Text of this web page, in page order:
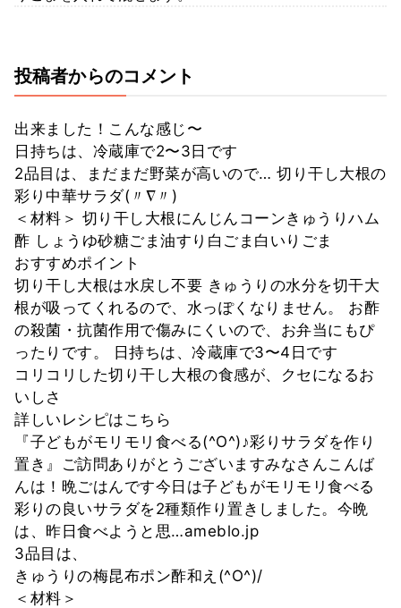
投稿者からのコメント
出来ました！こんな感じ〜
日持ちは、冷蔵庫で2〜3日です
2品目は、まだまだ野菜が高いので… 切り干し大根の
彩り中華サラダ(〃∇〃)
＜材料＞ 切り干し大根にんじんコーンきゅうりハム
酢 しょうゆ砂糖ごま油すり白ごま白いりごま
おすすめポイント
切り干し大根は水戻し不要 きゅうりの水分を切干大
根が吸ってくれるので、水っぽくなりません。 お酢
の殺菌・抗菌作用で傷みにくいので、お弁当にもぴ
ったりです。 日持ちは、冷蔵庫で3〜4日です
コリコリした切り干し大根の食感が、クセになるお
いしさ
詳しいレシピはこちら
『子どもがモリモリ食べる(^O^)♪彩りサラダを作り
置き』ご訪問ありがとうございますみなさんこんば
んは！晩ごはんです今日は子どもがモリモリ食べる
彩りの良いサラダを2種類作り置きしました。今晩
は、昨日食べようと思…ameblo.jp
3品目は、
きゅうりの梅昆布ポン酢和え(^O^)/
＜材料＞